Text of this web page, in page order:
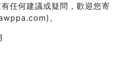
任何建議或疑問，歡迎您寄
。